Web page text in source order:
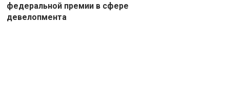
федеральной премии в сфере
девелопмента